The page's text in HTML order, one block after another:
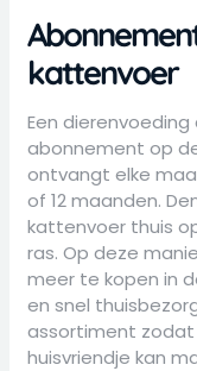
kattenvoer
Een
abonnement op
ontvangt elke
of 12 maanden.
kattenvoer thuis
ras. Op deze
meer te kopen in
en snel
assortiment zodat
huisvriendje kan